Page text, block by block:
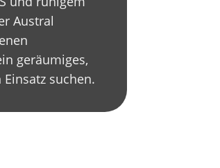
Austral
geräumiges,
suchen.